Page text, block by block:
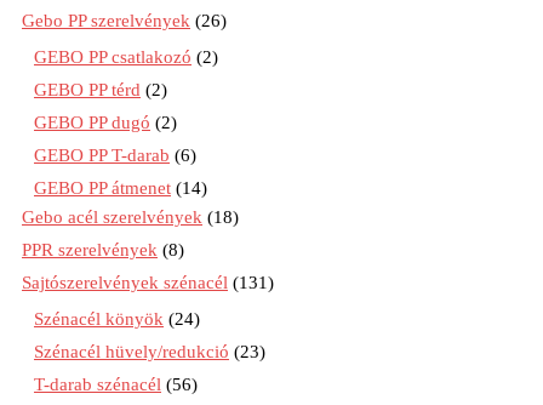
Gebo PP szerelvények (26)
GEBO PP csatlakozó (2)
GEBO PP térd (2)
GEBO PP dugó (2)
GEBO PP T-darab (6)
GEBO PP átmenet (14)
Gebo acél szerelvények (18)
PPR szerelvények (8)
Sajtószerelvények szénacél (131)
Szénacél könyök (24)
Szénacél hüvely/redukció (23)
T-darab szénacél (56)